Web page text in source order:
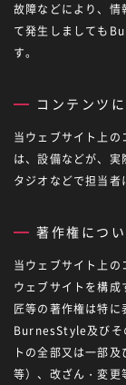
故障などにより、情
て発生しましても
す。
コンテンツ
当ウェブサイト上
は、設備などが、
タジオなどで担当者
著作権につ
当ウェブサイト上
ウェブサイトを構
匠等の著作権は特
BurnesStyle及びそ
トの全部又は一部
等）、改ざん・変更